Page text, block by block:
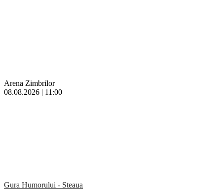
Arena Zimbrilor
08.08.2026 | 11:00
Gura Humorului - Steaua